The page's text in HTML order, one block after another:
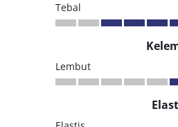
Tebal
Lembut